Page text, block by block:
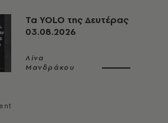
Τα YOLO της Δευτέρας
03.08.2026
Λίνα
Μανδράκου